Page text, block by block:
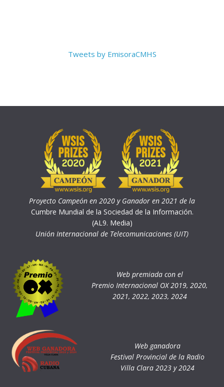
Tweets by EmisoraCMHS
Proyecto Campeón en 2020 y Ganador en 2021 de la
Cumbre Mundial de la Sociedad de la Información.
(AL9. Media)
Unión Internacional de Telecomunicaciones (UIT)
Web premiada con el
Premio Internacional OX 2019, 2020,
2021, 2022, 2023, 2024
Web ganadora
Festival Provincial de la Radio
Villa Clara 2023 y 2024